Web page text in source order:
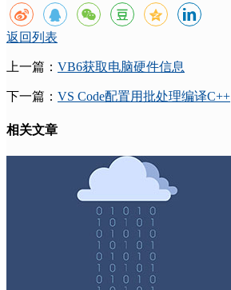
返回列表
上一篇： VB6获取电脑硬件信息
下一篇： VS Code配置用批处理编译C++
相关文章